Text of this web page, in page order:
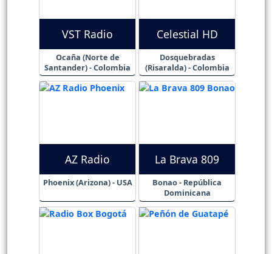
VST Radio
Ocaña (Norte de
Santander) - Colombia
Celestial HD
Dosquebradas
(Risaralda) - Colombia
AZ Radio
Phoenix (Arizona) - USA
La Brava 809
Bonao - República
Dominicana